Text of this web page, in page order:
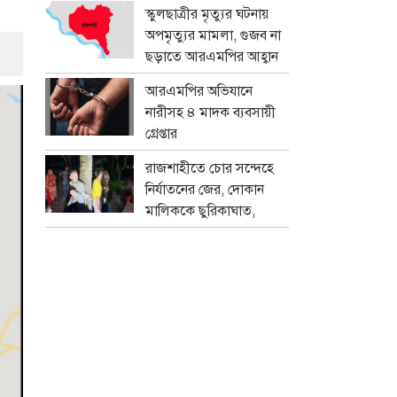
স্কুলছাত্রীর মৃত্যুর ঘটনায়
অপমৃত্যুর মামলা, গুজব না
ছড়াতে আরএমপির আহ্বান
আরএমপির অভিযানে
নারীসহ ৪ মাদক ব্যবসায়ী
গ্রেপ্তার
রাজশাহীতে চোর সন্দেহে
নির্যাতনের জের, দোকান
মালিককে ছুরিকাঘাত,
মামলা